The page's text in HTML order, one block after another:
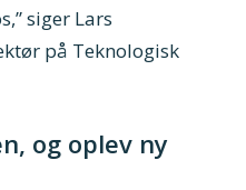
siger Lars
på Teknologisk
og oplev ny